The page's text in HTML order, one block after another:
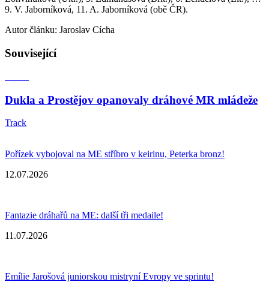
9. V. Jaborníková, 11. A. Jaborníková (obě ČR).
Autor článku: Jaroslav Cícha
Související
Dukla a Prostějov opanovaly dráhové MR mládeže
Track
Pořízek vybojoval na ME stříbro v keirinu, Peterka bronz!
12.07.2026
Fantazie dráhařů na ME: další tři medaile!
11.07.2026
Emílie Jarošová juniorskou mistryní Evropy ve sprintu!